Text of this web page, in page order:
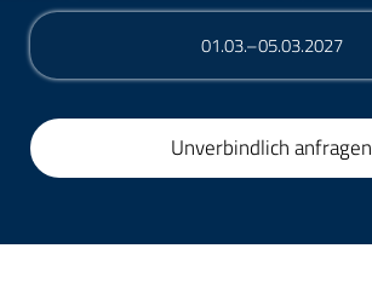
01.03.–05.03.2027
Unverbindlich anfragen